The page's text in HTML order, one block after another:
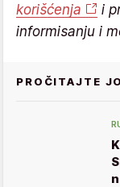
korišćenja
i
informisanju i
PROČITAJTE